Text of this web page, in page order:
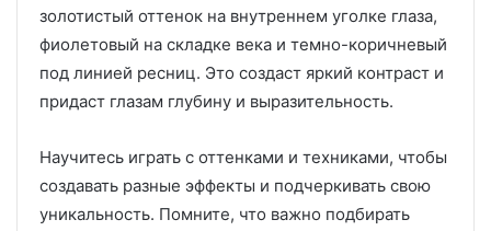
золотистый оттенок на внутреннем уголке глаза,
фиолетовый на складке века и темно-коричневый
под линией ресниц. Это создаст яркий контраст и
придаст глазам глубину и выразительность.
Научитесь играть с оттенками и техниками, чтобы
создавать разные эффекты и подчеркивать свою
уникальность. Помните, что важно подбирать